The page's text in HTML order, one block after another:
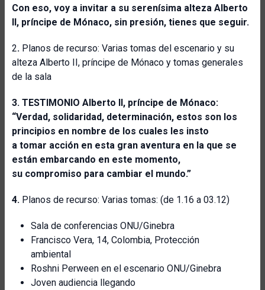
Con eso, voy a invitar a su serenísima alteza Alberto
II, príncipe de Mónaco, sin presión, tienes que seguir.
2. Planos de recurso: Varias tomas del escenario y su
alteza Alberto II, príncipe de Mónaco y tomas generales
de la sala
3. TESTIMONIO Alberto II, príncipe de Mónaco:
“Verdad, solidaridad, determinación, estos son los
principios en nombre de los cuales les insto
a tomar acción en esta gran aventura en la que se
están embarcando en este momento,
su compromiso para cambiar el mundo.”
4. Planos de recurso: Varias tomas: (de 1.16 a 03.12)
Sala de conferencias ONU/Ginebra
Francisco Vera, 14, Colombia, Protección
ambiental
Roshni Perween en el escenario ONU/Ginebra
Joven audiencia llegando